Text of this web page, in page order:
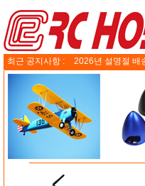
최근 공지사항 : 2026년 설명절 배